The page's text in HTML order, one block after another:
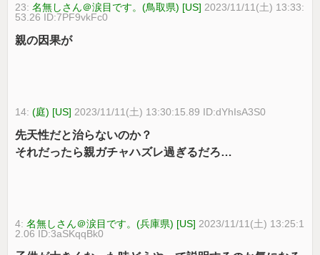
23:名無しさん＠涙目です。(鳥取県) [US] 2023/11/11(土) 13:33:
53.26 ID:7PF9vkFc0
親の因果が
14:(庭) [US] 2023/11/11(土) 13:30:15.89 ID:dYhIsA3S0
先天性だと治らないのか？
それだったら親ガチャハズレ過ぎるだろ…
4:名無しさん＠涙目です。(兵庫県) [US] 2023/11/11(土) 13:25:1
2.06 ID:3aSKqqBk0